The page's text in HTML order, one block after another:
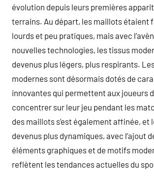
évolution depuis leurs premières
terrains. Au départ, les maillots étaient
lourds et peu pratiques, mais avec
nouvelles technologies, les tissus
devenus plus légers, plus respirants.
modernes sont désormais dotés de
innovantes qui permettent aux joueurs
concentrer sur leur jeu pendant les
des maillots s’est également affinée, et
devenus plus dynamiques, avec l’ajout
éléments graphiques et de motifs
reflètent les tendances actuelles du